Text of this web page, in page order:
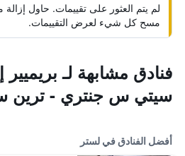
لم يتم العثور على تقييمات. حاول
مسح كل شيء لعرض التقييمات.
فنادق مشابهة لـ
سيتي س جنتري - ترين
أفضل الفنادق في لستر